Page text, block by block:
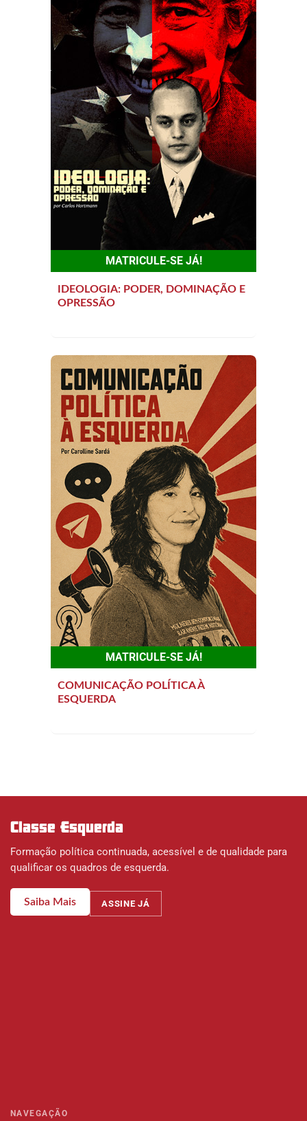
MATRICULE-SE JÁ!
IDEOLOGIA: PODER, DOMINAÇÃO E
OPRESSÃO
MATRICULE-SE JÁ!
COMUNICAÇÃO POLÍTICA À
ESQUERDA
Classe Esquerda
Formação política continuada, acessível e de qualidade para
qualificar os quadros de esquerda.
Saiba Mais ASSINE JÁ
NAVEGAÇÃO